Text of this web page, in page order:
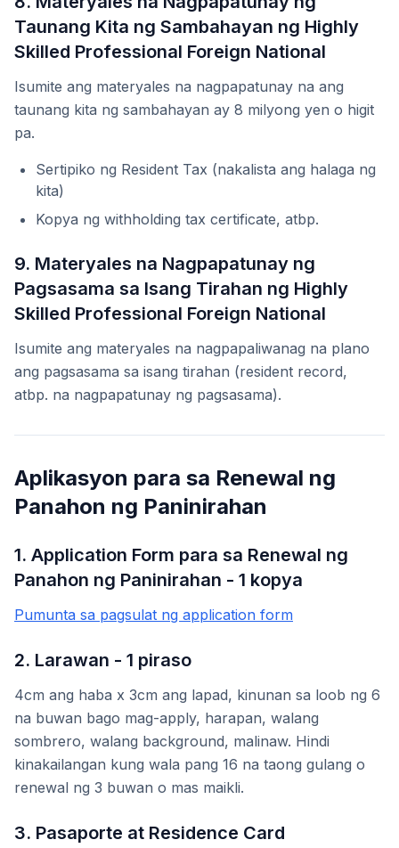
Taunang Kita ng Sambahayan ng Highly
Skilled Professional Foreign National
Isumite ang materyales na nagpapatunay na ang
taunang kita ng sambahayan ay 8 milyong yen o higit
pa.
Sertipiko ng Resident Tax (nakalista ang halaga ng
kita)
Kopya ng withholding tax certificate, atbp.
9. Materyales na Nagpapatunay ng
Pagsasama sa Isang Tirahan ng Highly
Skilled Professional Foreign National
Isumite ang materyales na nagpapaliwanag na plano
ang pagsasama sa isang tirahan (resident record,
atbp. na nagpapatunay ng pagsasama).
Aplikasyon para sa Renewal ng
Panahon ng Paninirahan
1. Application Form para sa Renewal ng
Panahon ng Paninirahan - 1 kopya
Pumunta sa pagsulat ng application form
2. Larawan - 1 piraso
4cm ang haba x 3cm ang lapad, kinunan sa loob ng 6
na buwan bago mag-apply, harapan, walang
sombrero, walang background, malinaw. Hindi
kinakailangan kung wala pang 16 na taong gulang o
renewal ng 3 buwan o mas maikli.
3. Pasaporte at Residence Card